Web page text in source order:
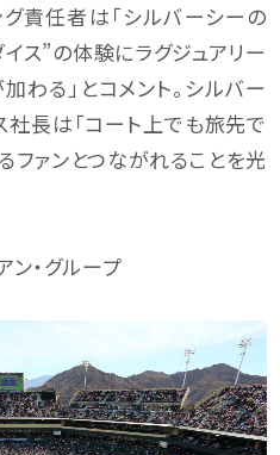
責任者は「シルバーシーの
イス”の体験にラグジュアリー
わる」とコメント。シルバー
社長は「コート上でも旅先で
ファンとつながれることを光
ン・グループ